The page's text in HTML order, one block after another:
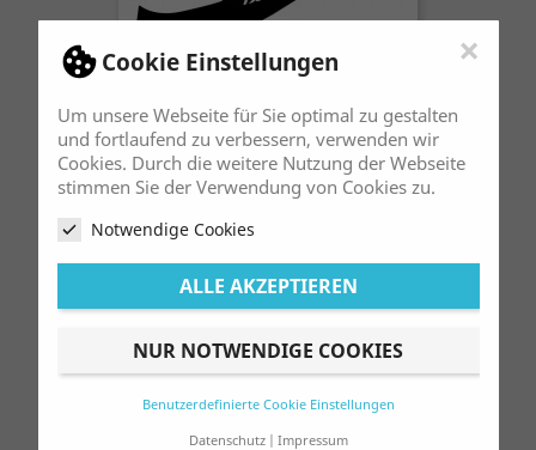
Cookie Einstellungen
Um unsere Webseite für Sie optimal zu gestalten
und fortlaufend zu verbessern, verwenden wir
Cookies. Durch die weitere Nutzung der Webseite
stimmen Sie der Verwendung von Cookies zu.
Notwendige Cookies
ALLE AKZEPTIEREN
NUR NOTWENDIGE COOKIES
Benutzerdefinierte Cookie Einstellungen
Datenschutz
Impressum
×
Aufkleber Luftfilterbox Gas Gas GP
2023 Jitsie
Preis
21,90 €